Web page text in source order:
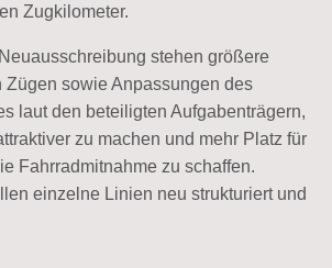
Zugkilometer.
stehen größere
Zügen sowie Anpassungen des
laut den beteiligten Aufgabenträgern,
zu machen und mehr Platz für
Fahrradmitnahme zu schaffen.
einzelne Linien neu strukturiert und